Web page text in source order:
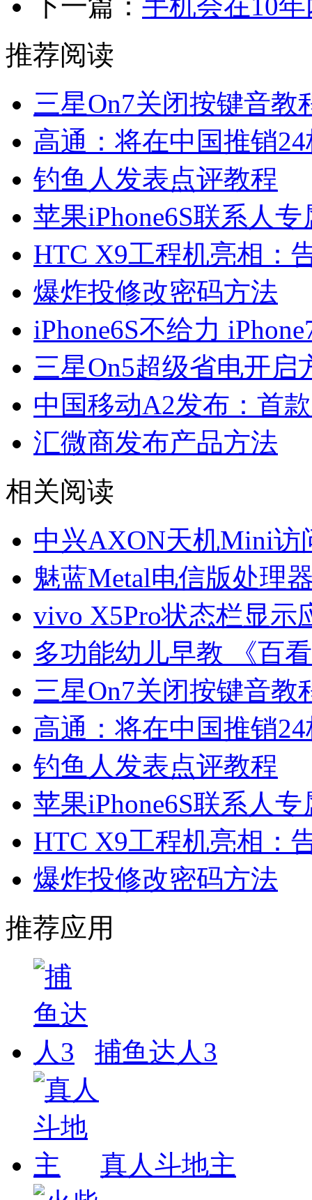
下一篇： 手机会在10
推荐阅读
三星On7关闭按键音教
高通：将在中国推销
钓鱼人发表点评教程
苹果iPhone6S联系人
HTC X9工程机亮相：
爆炸投修改密码方法
iPhone6S不给力
三星On5超级省电开启
中国移动A2发布：首
汇微商发布产品方法
相关阅读
中兴AXON天机Mini访
魅蓝Metal电信版处理
vivo X5Pro状态栏显示
多功能幼儿早教 《百
三星On7关闭按键音教
高通：将在中国推销
钓鱼人发表点评教程
苹果iPhone6S联系人
HTC X9工程机亮相：
爆炸投修改密码方法
推荐应用
捕鱼达人3
真人斗地主